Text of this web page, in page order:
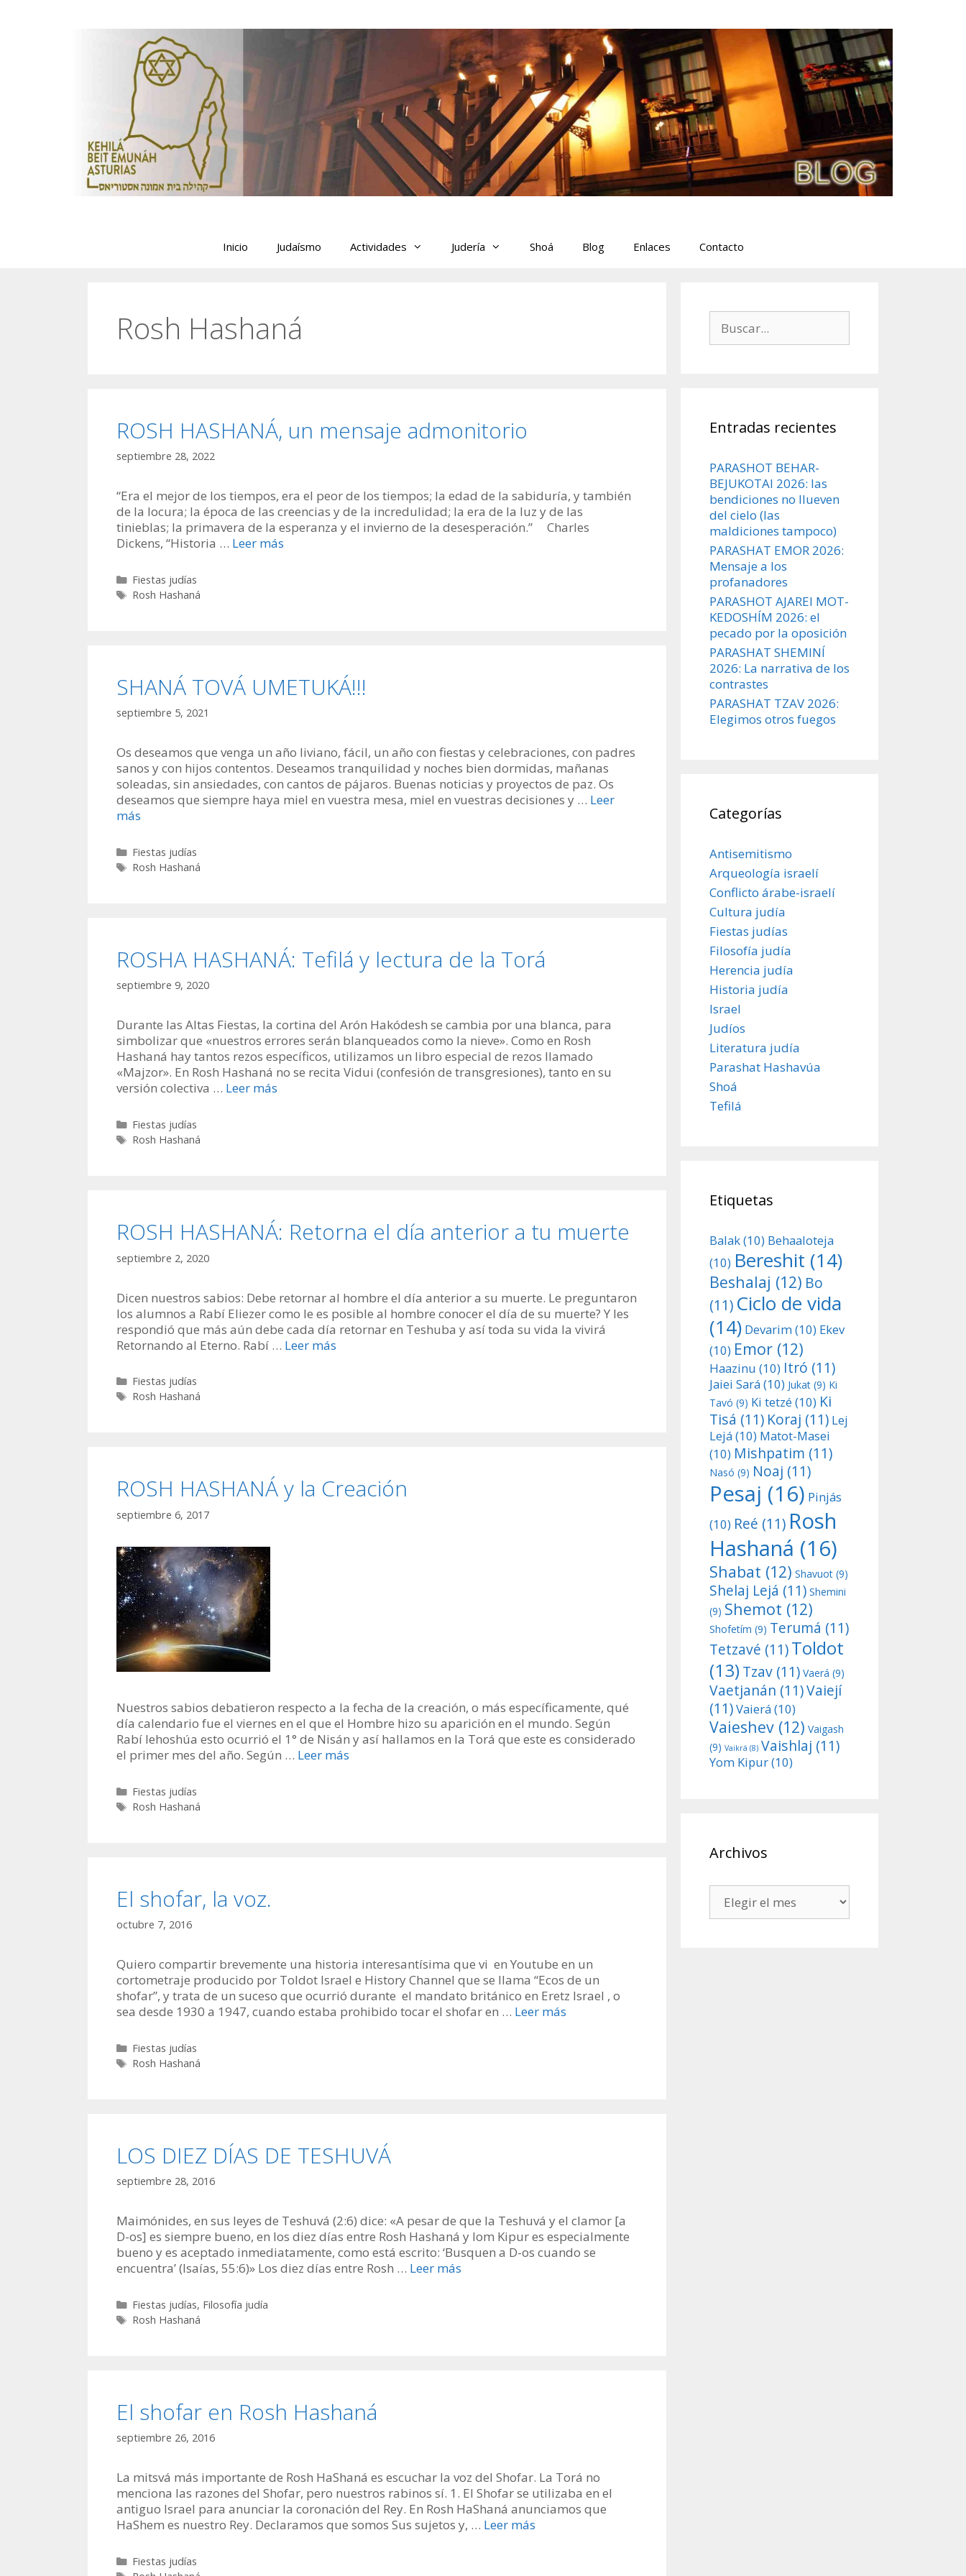
Inicio Judaísmo Actividades Judería Shoá Blog Enlaces Contacto
Rosh Hashaná
ROSH HASHANÁ, un mensaje admonitorio
septiembre 28, 2022
“Era el mejor de los tiempos, era el peor de los tiempos; la edad de la sabiduría, y también
de la locura; la época de las creencias y de la incredulidad; la era de la luz y de las
tinieblas; la primavera de la esperanza y el invierno de la desesperación.” Charles
Dickens, “Historia … Leer más
Categorías
Fiestas judías
Etiquetas
Rosh Hashaná
SHANÁ TOVÁ UMETUKÁ!!!
septiembre 5, 2021
Os deseamos que venga un año liviano, fácil, un año con fiestas y celebraciones, con padres
sanos y con hijos contentos. Deseamos tranquilidad y noches bien dormidas, mañanas
soleadas, sin ansiedades, con cantos de pájaros. Buenas noticias y proyectos de paz. Os
deseamos que siempre haya miel en vuestra mesa, miel en vuestras decisiones y … Leer
más
Categorías
Fiestas judías
Etiquetas
Rosh Hashaná
ROSHA HASHANÁ: Tefilá y lectura de la Torá
septiembre 9, 2020
Durante las Altas Fiestas, la cortina del Arón Hakódesh se cambia por una blanca, para
simbolizar que «nuestros errores serán blanqueados como la nieve». Como en Rosh
Hashaná hay tantos rezos específicos, utilizamos un libro especial de rezos llamado
«Majzor». En Rosh Hashaná no se recita Vidui (confesión de transgresiones), tanto en su
versión colectiva … Leer más
Categorías
Fiestas judías
Etiquetas
Rosh Hashaná
ROSH HASHANÁ: Retorna el día anterior a tu muerte
septiembre 2, 2020
Dicen nuestros sabios: Debe retornar al hombre el día anterior a su muerte. Le preguntaron
los alumnos a Rabí Eliezer como le es posible al hombre conocer el día de su muerte? Y les
respondió que más aún debe cada día retornar en Teshuba y así toda su vida la vivirá
Retornando al Eterno. Rabí … Leer más
Categorías
Fiestas judías
Etiquetas
Rosh Hashaná
ROSH HASHANÁ y la Creación
septiembre 6, 2017
Nuestros sabios debatieron respecto a la fecha de la creación, o más específicamente, qué
día calendario fue el viernes en el que el Hombre hizo su aparición en el mundo. Según
Rabí Iehoshúa esto ocurrió el 1° de Nisán y así hallamos en la Torá que este es considerado
el primer mes del año. Según … Leer más
Categorías
Fiestas judías
Etiquetas
Rosh Hashaná
El shofar, la voz.
octubre 7, 2016
Quiero compartir brevemente una historia interesantísima que vi en Youtube en un
cortometraje producido por Toldot Israel e History Channel que se llama “Ecos de un
shofar”, y trata de un suceso que ocurrió durante el mandato británico en Eretz Israel , o
sea desde 1930 a 1947, cuando estaba prohibido tocar el shofar en … Leer más
Categorías
Fiestas judías
Etiquetas
Rosh Hashaná
LOS DIEZ DÍAS DE TESHUVÁ
septiembre 28, 2016
Maimónides, en sus leyes de Teshuvá (2:6) dice: «A pesar de que la Teshuvá y el clamor [a
D-os] es siempre bueno, en los diez días entre Rosh Hashaná y Iom Kipur es especialmente
bueno y es aceptado inmediatamente, como está escrito: ‘Busquen a D-os cuando se
encuentra’ (Isaías, 55:6)» Los diez días entre Rosh … Leer más
Categorías
Fiestas judías, Filosofía judía
Etiquetas
Rosh Hashaná
El shofar en Rosh Hashaná
septiembre 26, 2016
La mitsvá más importante de Rosh HaShaná es escuchar la voz del Shofar. La Torá no
menciona las razones del Shofar, pero nuestros rabinos sí. 1. El Shofar se utilizaba en el
antiguo Israel para anunciar la coronación del Rey. En Rosh HaShaná anunciamos que
HaShem es nuestro Rey. Declaramos que somos Sus sujetos y, … Leer más
Categorías
Fiestas judías
Entradas recientes
PARASHOT BEHAR-
BEJUKOTAI 2026: las
bendiciones no llueven
del cielo (las
maldiciones tampoco)
PARASHAT EMOR 2026:
Mensaje a los
profanadores
PARASHOT AJAREI MOT-
KEDOSHÍM 2026: el
pecado por la oposición
PARASHAT SHEMINÍ
2026: La narrativa de los
contrastes
PARASHAT TZAV 2026:
Elegimos otros fuegos
Categorías
Antisemitismo
Arqueología israelí
Conflicto árabe-israelí
Cultura judía
Fiestas judías
Filosofía judía
Herencia judía
Historia judía
Israel
Judíos
Literatura judía
Parashat Hashavúa
Shoá
Tefilá
Etiquetas
Balak(10) Behaaloteja
(10) Bereshit (14)
Beshalaj (12) Bo
(11) Ciclo de vida
(14) Devarim(10) Ekev
(10) Emor (12)
Haazinu (10) Itró (11)
Jaiei Sará(10) Jukat (9) Ki
Tavó (9) Ki tetzé(10) Ki
Tisá (11) Koraj (11) Lej
Lejá(10) Matot-Masei
(10) Mishpatim (11)
Nasó (9) Noaj (11)
Pesaj (16) Pinjás
(10) Reé (11) Rosh
Hashaná (16)
Shabat (12) Shavuot (9)
Shelaj Lejá (11) Shemini
(9) Shemot (12)
Shofetím (9) Terumá (11)
Tetzavé (11)Toldot
(13) Tzav (11) Vaerá (9)
Vaetjanán (11)Vaiejí
(11)Vaierá(10)
Vaieshev (12) Vaigash
(9) Vaikrá (8) Vaishlaj (11)
Yom Kipur(10)
Archivos